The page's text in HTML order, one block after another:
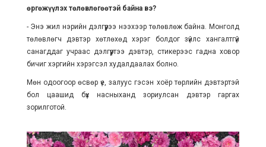
өргөжүүлэх төлөвлөгөөтэй байна вэ?
- Энэ жил нэрийн дэлгүүрээ нээхээр төлөвлөж байна. Монголд
төлөвлөгч дэвтэр хөтлөхөд хэрэг болдог зүйлс хангалтгүй
санагддаг учраас дэлгүүртээ дэвтэр, стикерээс гадна ховор
бичиг хэргийн хэрэгсэл худалдаалах болно.
Мөн одоогоор өсвөр үе, залуус гэсэн хоёр төрлийн дэвтэртэй
бол цаашид бүх насныханд зориулсан дэвтэр гаргах
зорилготой.